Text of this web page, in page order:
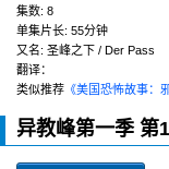
集数: 8
单集片长: 55分钟
又名: 圣峰之下 / Der Pass
翻译：
类似推荐 《美国恐怖故事：
异教峰第一季 第